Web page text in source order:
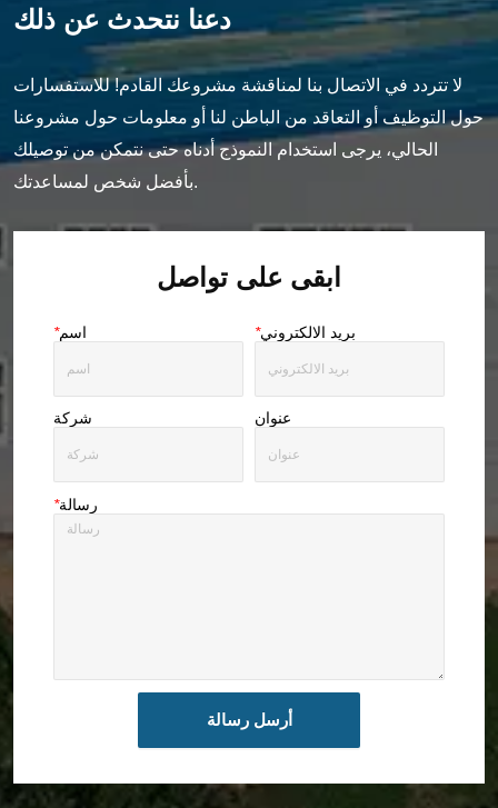
دعنا نتحدث عن ذلك
لا تتردد في الاتصال بنا لمناقشة مشروعك القادم! للاستفسارات
حول التوظيف أو التعاقد من الباطن لنا أو معلومات حول مشروعنا
الحالي، يرجى استخدام النموذج أدناه حتى نتمكن من توصيلك
بأفضل شخص لمساعدتك.
ابقى على تواصل
*اسم *بريد الالكتروني
شركة عنوان
*رسالة
أرسل رسالة